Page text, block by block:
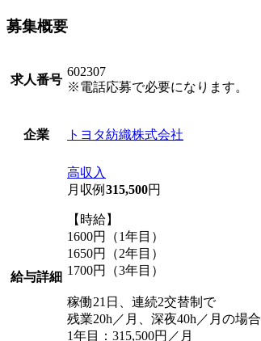
募集概要
求人番号
602307
※電話応募で必要になります。
企業 トヨタ紡織株式会社
給与詳細
高収入
月収例 315,500円
【時給】
1600円（1年目）
1650円（2年目）
1700円（3年目）
稼働21日、連続2交替制で
残業20h／月、深夜40h／月の場合
1年目：315,500円／月